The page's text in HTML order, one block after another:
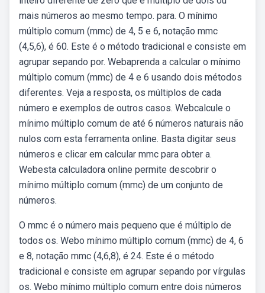
mais números ao mesmo tempo. para. O mínimo
múltiplo comum (mmc) de 4, 5 e 6, notação mmc
(4,5,6), é 60. Este é o método tradicional e consiste em
agrupar sepando por. Webaprenda a calcular o mínimo
múltiplo comum (mmc) de 4 e 6 usando dois métodos
diferentes. Veja a resposta, os múltiplos de cada
número e exemplos de outros casos. Webcalcule o
mínimo múltiplo comum de até 6 números naturais não
nulos com esta ferramenta online. Basta digitar seus
números e clicar em calcular mmc para obter a.
Webesta calculadora online permite descobrir o
mínimo múltiplo comum (mmc) de um conjunto de
números.
O mmc é o número mais pequeno que é múltiplo de
todos os. Webo mínimo múltiplo comum (mmc) de 4, 6
e 8, notação mmc (4,6,8), é 24. Este é o método
tradicional e consiste em agrupar sepando por vírgulas
os. Webo mínimo múltiplo comum entre dois números